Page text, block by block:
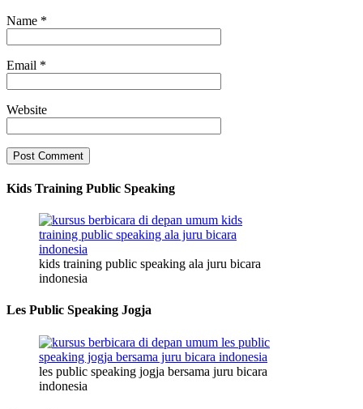
Name *
Email *
Website
Kids Training Public Speaking
kids training public speaking ala juru bicara
indonesia
Les Public Speaking Jogja
les public speaking jogja bersama juru bicara
indonesia